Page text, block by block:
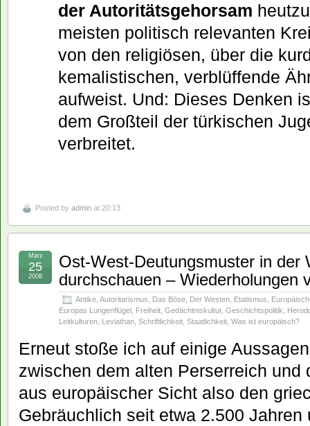
der Autoritätsgehorsam
meisten politisch relevanten
von den religiösen, über die
kemalistischen, verblüffende
aufweist. Und: Dieses Denken
dem Großteil der türkischen
verbreitet.
Posted by admin at 20:13
Ost-West-Deutungsmuster in der
durchschauen – Wiederholungen
Antike Autoritarismus Das Böse Der Westen Etatismus
Europas Lungenflügel Freiheit Gedächtniskultur, Geschichtspolitik
Leitkulturen Leviathan Schriftlichkeit Staatlichkeit Was ist europäisch?
März
25
2008
Erneut stoße ich auf einige
zwischen dem alten Perserreich und
aus europäischer Sicht also den
Gebräuchlich seit etwa 2.500